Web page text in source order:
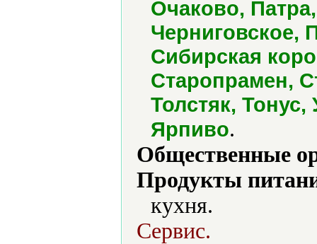
Очаково,
Черниговское,
Сибирская
Старопрамен,
Толстяк,
Ярпиво.
Общественные
Продукты
кухня.
Сервис.